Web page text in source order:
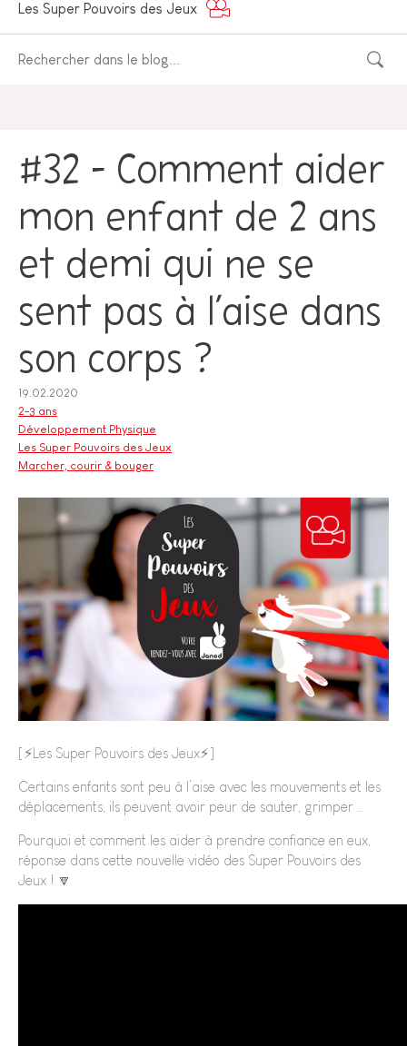
Les Super Pouvoirs des Jeux
#32 – Comment aider
mon enfant de 2 ans
et demi qui ne se
sent pas à l’aise dans
son corps ?
19.02.2020
2-3 ans
Développement Physique
Les Super Pouvoirs des Jeux
Marcher, courir & bouger
[⚡️Les Super Pouvoirs des Jeux⚡️]
Certains enfants sont peu à l’aise avec les mouvements et les
déplacements, ils peuvent avoir peur de sauter, grimper …
Pourquoi et comment les aider à prendre confiance en eux,
réponse dans cette nouvelle vidéo des Super Pouvoirs des
Jeux ! 🔽